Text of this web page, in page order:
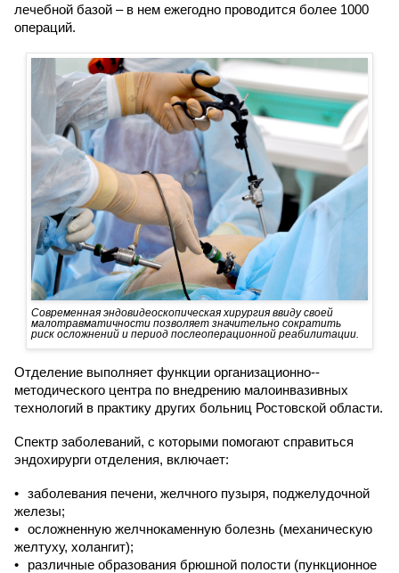
лечебной базой – в нем ежегодно проводится более 1000
операций.
Современная эндовидеоскопическая хирургия ввиду своей
малотравматичности позволяет значительно сократить
риск осложнений и период послеоперационной реабилитации.
Отделение выполняет функции организационно-­
методического центра по внедрению малоинвазивных
технологий в практику других больниц Ростовской области.
Спектр заболеваний, с которыми помогают справиться
эндохирурги отделения, включает:
заболевания печени, желчного пузыря, поджелудочной
железы;
осложненную желчнокаменную болезнь (механическую
желтуху, холангит);
различные образования брюшной полости (пункционное